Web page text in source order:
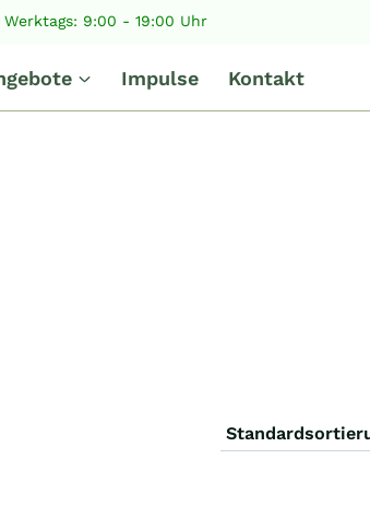
Werktags: 9:00 - 19:00 Uhr
Impulse Kontakt